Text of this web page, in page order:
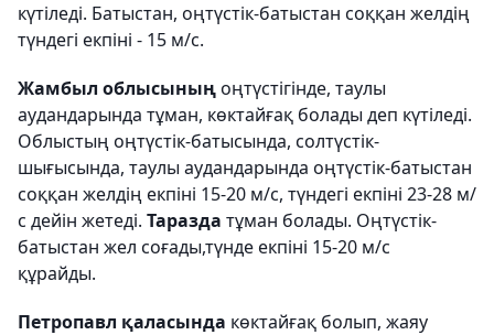
күтіледі. Батыстан, оңтүстік-батыстан соққан желдің
түндегі екпіні - 15 м/с.
Жамбыл облысыныңоңтүстігінде, таулы
аудандарында тұман, көктайғақ болады деп күтіледі.
Облыстың оңтүстік-батысында, солтүстік-
шығысында, таулы аудандарында оңтүстік-батыстан
соққан желдің екпіні 15-20 м/с, түндегі екпіні 23-28 м/
с дейін жетеді. Таразда тұман болады. Оңтүстік-
батыстан жел соғады,түнде екпіні 15-20 м/с
құрайды.
Петропавл қаласында көктайғақ болып, жаяу